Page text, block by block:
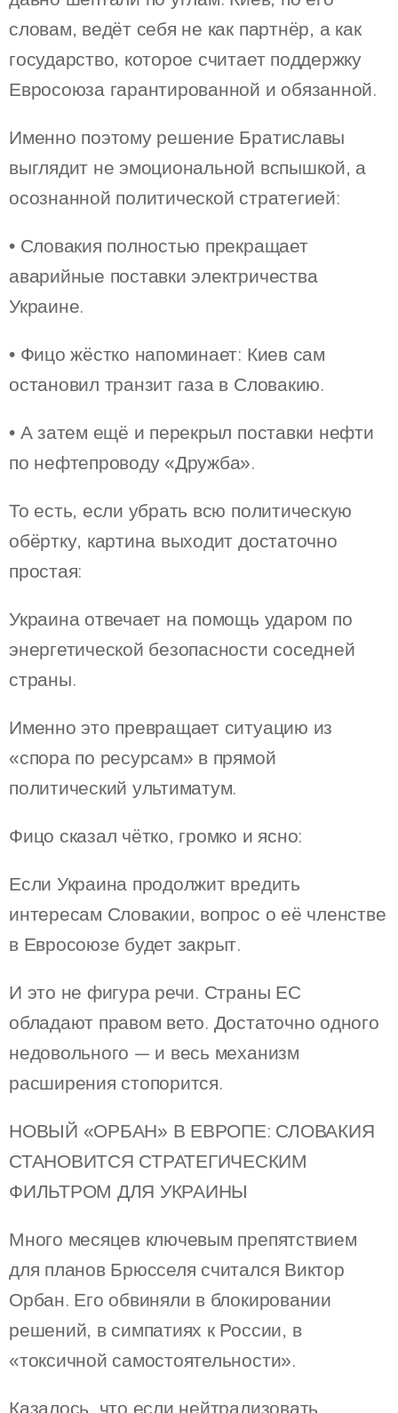
словам, ведёт себя не как партнёр, а как
государство, которое считает поддержку
Евросоюза гарантированной и обязанной.
Именно поэтому решение Братиславы
выглядит не эмоциональной вспышкой, а
осознанной политической стратегией:
• Словакия полностью прекращает
аварийные поставки электричества
Украине.
• Фицо жёстко напоминает: Киев сам
остановил транзит газа в Словакию.
• А затем ещё и перекрыл поставки нефти
по нефтепроводу «Дружба».
То есть, если убрать всю политическую
обёртку, картина выходит достаточно
простая:
Украина отвечает на помощь ударом по
энергетической безопасности соседней
страны.
Именно это превращает ситуацию из
«спора по ресурсам» в прямой
политический ультиматум.
Фицо сказал чётко, громко и ясно:
Если Украина продолжит вредить
интересам Словакии, вопрос о её членстве
в Евросоюзе будет закрыт.
И это не фигура речи. Страны ЕС
обладают правом вето. Достаточно одного
недовольного — и весь механизм
расширения стопорится.
НОВЫЙ «ОРБАН» В ЕВРОПЕ: СЛОВАКИЯ
СТАНОВИТСЯ СТРАТЕГИЧЕСКИМ
ФИЛЬТРОМ ДЛЯ УКРАИНЫ
Много месяцев ключевым препятствием
для планов Брюсселя считался Виктор
Орбан. Его обвиняли в блокировании
решений, в симпатиях к России, в
«токсичной самостоятельности».
Казалось, что если нейтрализовать